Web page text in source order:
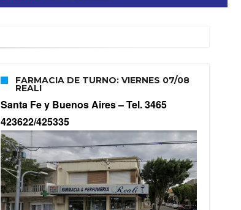
FARMACIA DE TURNO: VIERNES 07/08
REALI
Santa Fe y Buenos Aires –Tel. 3465
423622/425335